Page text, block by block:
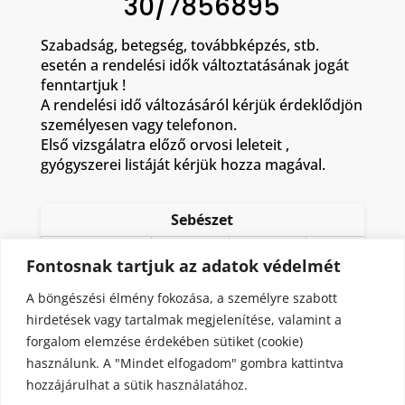
Fontosnak tartjuk az adatok védelmét
A böngészési élmény fokozása, a személyre szabott
hirdetések vagy tartalmak megjelenítése, valamint a
forgalom elemzése érdekében sütiket (cookie)
használunk. A "Mindet elfogadom" gombra kattintva
hozzájárulhat a sütik használatához.
Szabadság, betegség, továbbképzés, stb.
esetén a rendelési idők változtatásának jogát
fenntartjuk !
A rendelési idő változásáról kérjük érdeklődjön
személyesen vagy telefonon.
Első vizsgálatra előző orvosi leleteit ,
gyógyszerei listáját kérjük hozza magával.
Sebészet
Dr.Kerekes
László
–
17:00
–
14:00
8:00 –
14:00
Rendelés helye : földszint 26-as számú rendelő